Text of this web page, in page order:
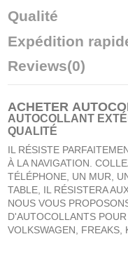
Qualité
Expédition
Reviews(0)
ACHETER
AUTOCOLLANT
QUALITÉ
IL RÉSISTE
À LA NAVIGATION.
TÉLÉPHONE, UN MUR,
TABLE, IL RÉSISTERA
NOUS VOUS
D'AUTOCOLLANTS
VOLKSWAGEN, FREAKS,